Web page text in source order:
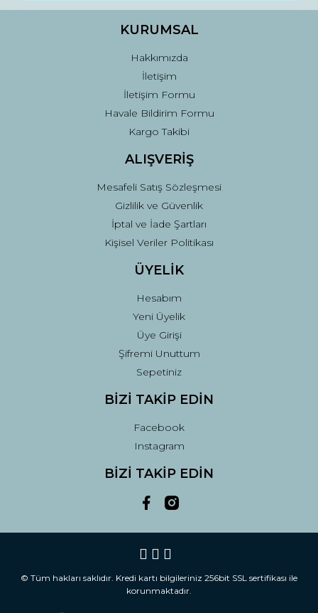
Ürün fiyatı diğer sitelerden daha pahalı.
Gönder
KURUMSAL
Hakkımızda
İletişim
İletişim Formu
Havale Bildirim Formu
Kargo Takibi
ALIŞVERİŞ
Mesafeli Satış Sözleşmesi
Gizlilik ve Güvenlik
İptal ve İade Şartları
Kişisel Veriler Politikası
ÜYELİK
Hesabım
Yeni Üyelik
Üye Girişi
Şifremi Unuttum
Sepetiniz
BİZİ TAKİP EDİN
Facebook
Instagram
BİZİ TAKİP EDİN
© Tüm hakları saklıdır. Kredi kartı bilgileriniz 256bit SSL sertifikası ile
korunmaktadır.